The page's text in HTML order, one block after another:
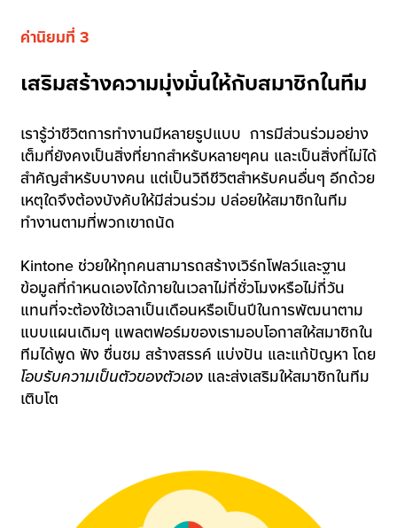
ค่านิยมที่ 3
เสริมสร้างความมุ่งมั่นให้กับสมาชิกในทีม
เรารู้ว่าชีวิตการทำงานมีหลายรูปแบบ การมีส่วนร่วมอย่าง
เต็มที่ยังคงเป็นสิ่งที่ยากสำหรับหลายๆคน และเป็นสิ่งที่ไม่ได้
สำคัญสำหรับบางคน แต่เป็นวิถีชีวิตสำหรับคนอื่นๆ อีกด้วย
เหตุใดจึงต้องบังคับให้มีส่วนร่วม ปล่อยให้สมาชิกในทีม
ทำงานตามที่พวกเขาถนัด
Kintone ช่วยให้ทุกคนสามารถสร้างเวิร์กโฟลว์และฐาน
ข้อมูลที่กำหนดเองได้ภายในเวลาไม่กี่ชั่วโมงหรือไม่กี่วัน
แทนที่จะต้องใช้เวลาเป็นเดือนหรือเป็นปีในการพัฒนาตาม
แบบแผนเดิมๆ แพลตฟอร์มของเรามอบโอกาสให้สมาชิกใน
ทีมได้พูด ฟัง ชื่นชม สร้างสรรค์ แบ่งปัน และแก้ปัญหา โดย
โอบรับความเป็นตัวของตัวเองและส่งเสริมให้สมาชิกในทีม
เติบโต